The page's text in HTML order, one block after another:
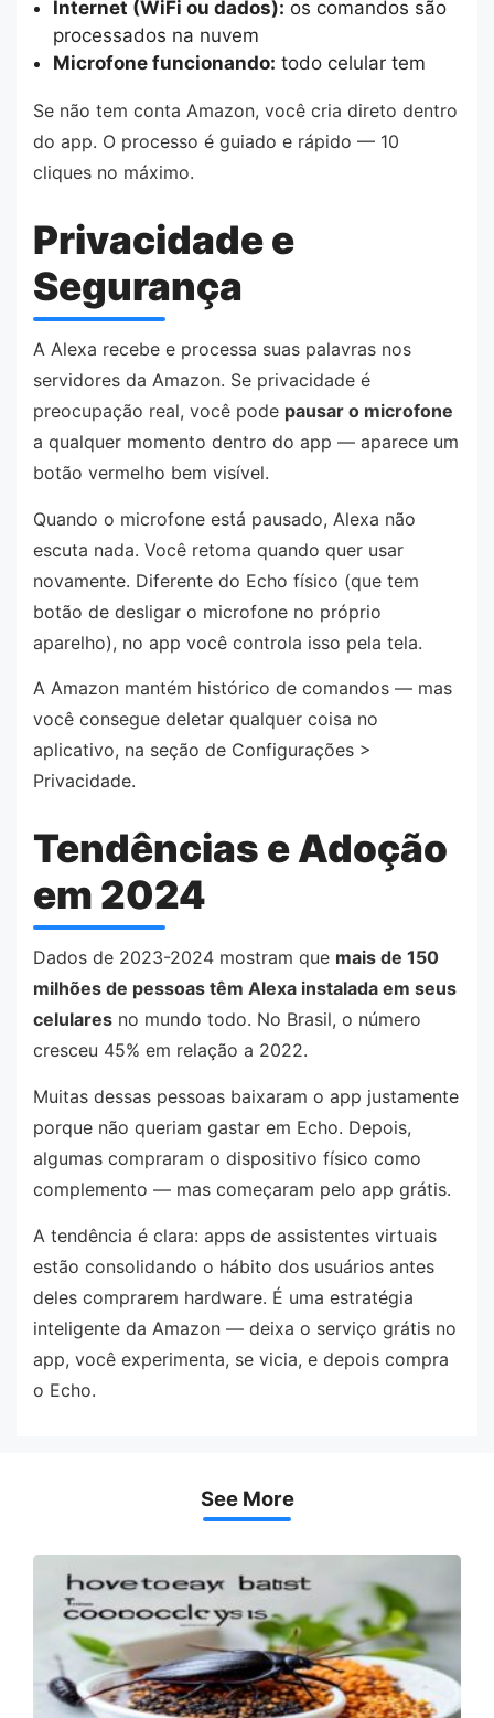
Internet (WiFi ou dados): os comandos são
processados na nuvem
Microfone funcionando: todo celular tem
Se não tem conta Amazon, você cria direto dentro
do app. O processo é guiado e rápido — 10
cliques no máximo.
Privacidade e
Segurança
A Alexa recebe e processa suas palavras nos
servidores da Amazon. Se privacidade é
preocupação real, você pode pausar o microfone
a qualquer momento dentro do app — aparece um
botão vermelho bem visível.
Quando o microfone está pausado, Alexa não
escuta nada. Você retoma quando quer usar
novamente. Diferente do Echo físico (que tem
botão de desligar o microfone no próprio
aparelho), no app você controla isso pela tela.
A Amazon mantém histórico de comandos — mas
você consegue deletar qualquer coisa no
aplicativo, na seção de Configurações >
Privacidade.
Tendências e Adoção
em 2024
Dados de 2023-2024 mostram que mais de 150
milhões de pessoas têm Alexa instalada em seus
celulares no mundo todo. No Brasil, o número
cresceu 45% em relação a 2022.
Muitas dessas pessoas baixaram o app justamente
porque não queriam gastar em Echo. Depois,
algumas compraram o dispositivo físico como
complemento — mas começaram pelo app grátis.
A tendência é clara: apps de assistentes virtuais
estão consolidando o hábito dos usuários antes
deles comprarem hardware. É uma estratégia
inteligente da Amazon — deixa o serviço grátis no
app, você experimenta, se vicia, e depois compra
o Echo.
See More